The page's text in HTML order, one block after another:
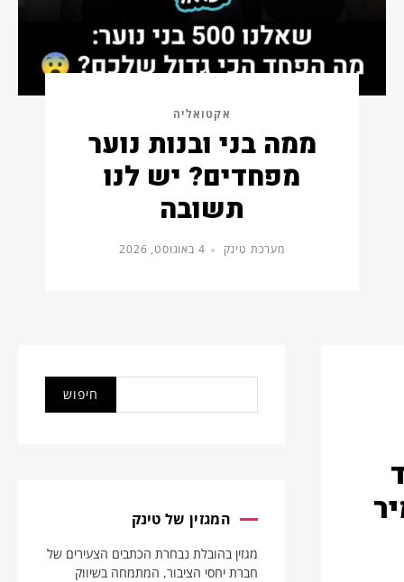
אקטואליה
ממה בני ובנות נוער
מפחדים? יש לנו
תשובה
מערכת טינק 4 באוגוסט, 2026
המגזין של טינק
מגזין בהובלת נבחרת הכתבים הצעירים של
חברת יחסי הציבור, המתמחה בשיווק